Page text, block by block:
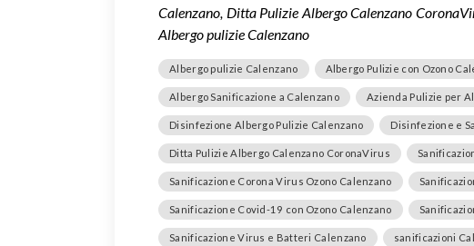
Calenzano, Ditta Pulizie Albergo Calenzano
Albergo pulizie Calenzano
Albergo pulizie Calenzano Albergo Pulizie con Ozono
Albergo Sanificazione a Calenzano Azienda Pulizie per
Disinfezione Albergo Pulizie Calenzano Disinfezione e
Ditta Pulizie Albergo Calenzano CoronaVirus
Sanificazione Corona Virus Ozono Calenzano
Sanificazione Covid-19 con Ozono Calenzano
Sanificazione Virus e Batteri Calenzano sanificazioni